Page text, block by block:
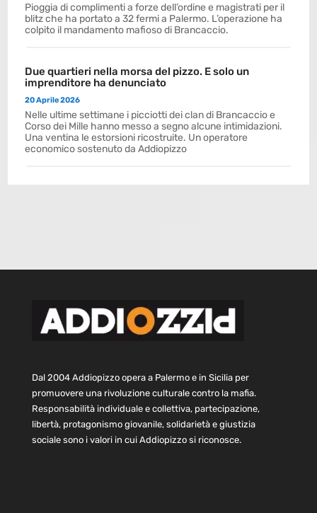
Pioggia di complimenti a forze dell’ordine e magistrati per il
blitz che ha portato a 32 fermi a Palermo. L’operazione ha
colpito il mandamento mafioso di Brancaccio.
Due quartieri nella morsa del pizzo. E solo un
imprenditore ha denunciato
20 Aprile 2026
Nelle ultime settimane i picciotti dei clan di Brancaccio e
Corso dei Mille hanno messo a segno alcune intimidazioni.
Una ventina le estorsioni ricostruite. Un operatore
economico sostenuto da Addiopizzo
Dal 2004 Addiopizzo opera a Palermo e in Sicilia per
promuovere una rivoluzione culturale contro la mafia.
Responsabilità individuale e collettiva, partecipazione,
libertà, protagonismo giovanile, solidarietà e giustizia
sociale sono i valori in cui Addiopizzo si riconosce.